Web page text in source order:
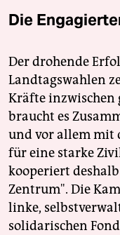
Die
Der drohende
Landtagswahlen
Kräfte inzwischen
braucht es
und vor allem mit
für eine starke
kooperiert
Zentrum". Die
linke,
solidarischen